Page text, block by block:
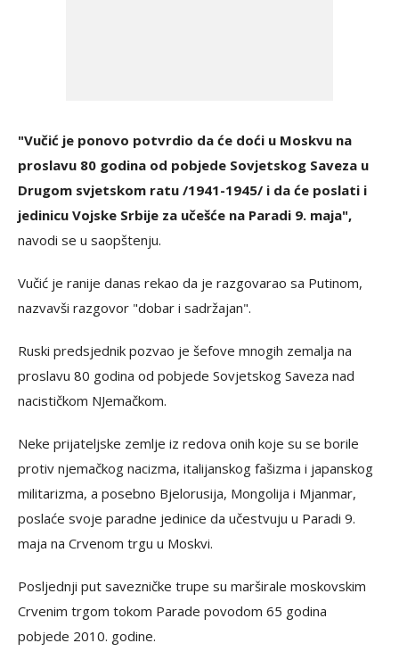
"Vučić je ponovo potvrdio da će doći u Moskvu na
proslavu 80 godina od pobjede Sovjetskog Saveza u
Drugom svjetskom ratu /1941-1945/ i da će poslati i
jedinicu Vojske Srbije za učešće na Paradi 9. maja",
navodi se u saopštenju.
Vučić je ranije danas rekao da je razgovarao sa Putinom,
nazvavši razgovor "dobar i sadržajan".
Ruski predsjednik pozvao je šefove mnogih zemalja na
proslavu 80 godina od pobjede Sovjetskog Saveza nad
nacističkom NJemačkom.
Neke prijateljske zemlje iz redova onih koje su se borile
protiv njemačkog nacizma, italijanskog fašizma i japanskog
militarizma, a posebno Bjelorusija, Mongolija i Mjanmar,
poslaće svoje paradne jedinice da učestvuju u Paradi 9.
maja na Crvenom trgu u Moskvi.
Posljednji put savezničke trupe su marširale moskovskim
Crvenim trgom tokom Parade povodom 65 godina
pobjede 2010. godine.